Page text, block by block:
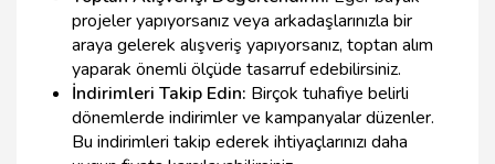
projeler yapıyorsanız veya arkadaşlarınızla bir
araya gelerek alışveriş yapıyorsanız, toptan alım
yaparak önemli ölçüde tasarruf edebilirsiniz.
İndirimleri Takip Edin: Birçok tuhafiye belirli
dönemlerde indirimler ve kampanyalar düzenler.
Bu indirimleri takip ederek ihtiyaçlarınızı daha